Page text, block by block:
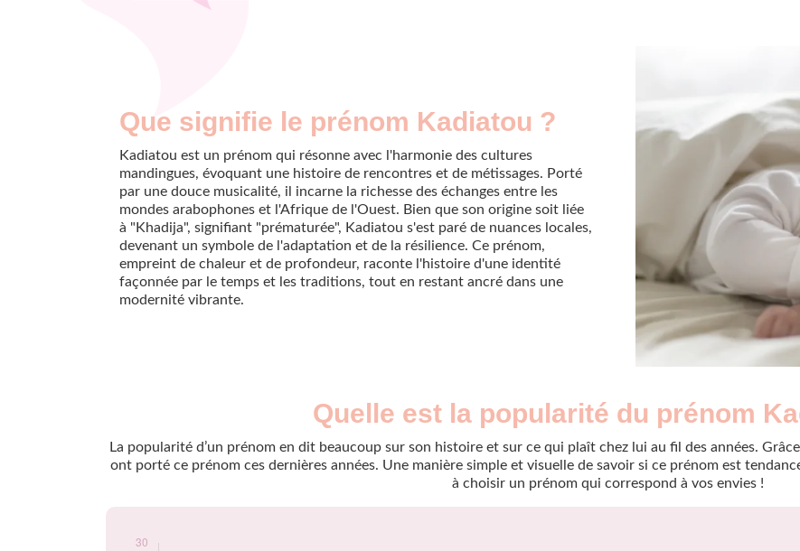
Que signifie le prénom Kadiatou ?
Kadiatou est un prénom qui résonne avec l'harmonie des cultures
mandingues, évoquant une histoire de rencontres et de métissages. Porté
par une douce musicalité, il incarne la richesse des échanges entre les
mondes arabophones et l'Afrique de l'Ouest. Bien que son origine soit liée
à "Khadija", signifiant "prématurée", Kadiatou s'est paré de nuances locales,
devenant un symbole de l'adaptation et de la résilience. Ce prénom,
empreint de chaleur et de profondeur, raconte l'histoire d'une identité
façonnée par le temps et les traditions, tout en restant ancré dans une
modernité vibrante.
Quelle est la popularité du prénom
La popularité d’un prénom en dit beaucoup sur son histoire et sur ce qui plaît chez lui au fil des années.
ont porté ce prénom ces dernières années. Une manière simple et visuelle de savoir si ce prénom est
à choisir un prénom qui correspond à vos envies !
2009
11
2010
10
2014
17